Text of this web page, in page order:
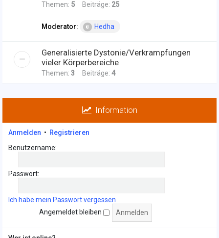
Themen: 5 Beiträge: 25
Moderator: Hedha
Generalisierte Dystonie/Verkrampfungen
vieler Körperbereiche
Themen: 3 Beiträge: 4
Information
Anmelden • Registrieren
Benutzername:
Passwort:
Ich habe mein Passwort vergessen
Angemeldet bleiben